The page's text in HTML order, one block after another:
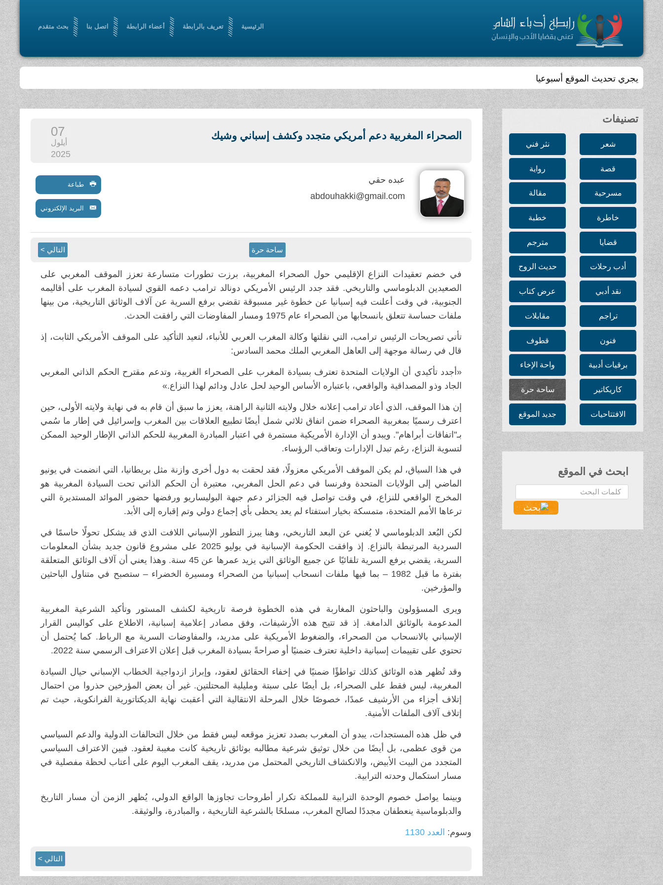
الرئيسية تعريف بالرابطة أعضاء الرابطة اتصل بنا بحث متقدم
يجري تحديث الموقع أسبوعيا
تصنيفات
شعر نثر فني
قصة رواية
مسرحية مقالة
خاطرة خطبة
قضايا مترجم
أدب رحلات حديث الروح
نقد أدبي عرض كتاب
تراجم مقابلات
فنون قطوف
برقيات أدبية واحة الإخاء
كاريكاتير ساحة حرة
الافتتاحيات جديد الموقع
ابحث في الموقع
البحث...
الصحراء المغربية دعم أمريكي متجدد وكشف إسباني وشيك 07
أيلول
2025
عبده حقي
abdouhakki@gmail.com
طباعة
البريد الإلكتروني
ساحة حرة التالي >
في خضم تعقيدات النزاع الإقليمي حول الصحراء المغربية، برزت تطورات متسارعة تعزز الموقف المغربي على
الصعيدين الدبلوماسي والتاريخي. فقد جدد الرئيس الأمريكي دونالد ترامب دعمه القوي لسيادة المغرب على أقاليمه
الجنوبية، في وقت أعلنت فيه إسبانيا عن خطوة غير مسبوقة تقضي برفع السرية عن آلاف الوثائق التاريخية، من بينها
ملفات حساسة تتعلق بانسحابها من الصحراء عام 1975 ومسار المفاوضات التي رافقت الحدث.
تأتي تصريحات الرئيس ترامب، التي نقلتها وكالة المغرب العربي للأنباء، لتعيد التأكيد على الموقف الأمريكي الثابت، إذ
قال في رسالة موجهة إلى العاهل المغربي الملك محمد السادس:
«أجدد تأكيدي أن الولايات المتحدة تعترف بسيادة المغرب على الصحراء الغربية، وتدعم مقترح الحكم الذاتي المغربي
الجاد وذو المصداقية والواقعي، باعتباره الأساس الوحيد لحل عادل ودائم لهذا النزاع.»
إن هذا الموقف، الذي أعاد ترامب إعلانه خلال ولايته الثانية الراهنة، يعزز ما سبق أن قام به في نهاية ولايته الأولى، حين
اعترف رسميًا بمغربية الصحراء ضمن اتفاق ثلاثي شمل أيضًا تطبيع العلاقات بين المغرب وإسرائيل في إطار ما سُمي
بـ"اتفاقات أبراهام". ويبدو أن الإدارة الأمريكية مستمرة في اعتبار المبادرة المغربية للحكم الذاتي الإطار الوحيد الممكن
لتسوية النزاع، رغم تبدل الإدارات وتعاقب الرؤساء.
في هذا السياق، لم يكن الموقف الأمريكي معزولًا، فقد لحقت به دول أخرى وازنة مثل بريطانيا، التي انضمت في يونيو
الماضي إلى الولايات المتحدة وفرنسا في دعم الحل المغربي، معتبرة أن الحكم الذاتي تحت السيادة المغربية هو
المخرج الواقعي للنزاع، في وقت تواصل فيه الجزائر دعم جبهة البوليساريو ورفضها حضور الموائد المستديرة التي
ترعاها الأمم المتحدة، متمسكة بخيار استفتاء لم يعد يحظى بأي إجماع دولي وتم إقباره إلى الأبد.
لكن البُعد الدبلوماسي لا يُغني عن البعد التاريخي، وهنا يبرز التطور الإسباني اللافت الذي قد يشكل تحولًا حاسمًا في
السردية المرتبطة بالنزاع. إذ وافقت الحكومة الإسبانية في يوليو 2025 على مشروع قانون جديد بشأن المعلومات
السرية، يقضي برفع السرية تلقائيًا عن جميع الوثائق التي يزيد عمرها عن 45 سنة. وهذا يعني أن آلاف الوثائق المتعلقة
بفترة ما قبل 1982 – بما فيها ملفات انسحاب إسبانيا من الصحراء ومسيرة الخضراء – ستصبح في متناول الباحثين
والمؤرخين.
ويرى المسؤولون والباحثون المغاربة في هذه الخطوة فرصة تاريخية لكشف المستور وتأكيد الشرعية المغربية
المدعومة بالوثائق الدامغة. إذ قد تتيح هذه الأرشيفات، وفق مصادر إعلامية إسبانية، الاطلاع على كواليس القرار
الإسباني بالانسحاب من الصحراء، والضغوط الأمريكية على مدريد، والمفاوضات السرية مع الرباط. كما يُحتمل أن
تحتوي على تقييمات إسبانية داخلية تعترف ضمنيًا أو صراحةً بسيادة المغرب قبل إعلان الاعتراف الرسمي سنة 2022.
وقد تُظهر هذه الوثائق كذلك تواطؤًا ضمنيًا في إخفاء الحقائق لعقود، وإبراز ازدواجية الخطاب الإسباني حيال السيادة
المغربية، ليس فقط على الصحراء، بل أيضًا على سبتة ومليلية المحتلتين. غير أن بعض المؤرخين حذروا من احتمال
إتلاف أجزاء من الأرشيف عمدًا، خصوصًا خلال المرحلة الانتقالية التي أعقبت نهاية الديكتاتورية الفرانكوية، حيث تم
إتلاف آلاف الملفات الأمنية.
في ظل هذه المستجدات، يبدو أن المغرب بصدد تعزيز موقعه ليس فقط من خلال التحالفات الدولية والدعم السياسي
من قوى عظمى، بل أيضًا من خلال توثيق شرعية مطالبه بوثائق تاريخية كانت مغيبة لعقود. فبين الاعتراف السياسي
المتجدد من البيت الأبيض، والانكشاف التاريخي المحتمل من مدريد، يقف المغرب اليوم على أعتاب لحظة مفصلية في
مسار استكمال وحدته الترابية.
وبينما يواصل خصوم الوحدة الترابية للمملكة تكرار أطروحات تجاوزها الواقع الدولي، يُظهر الزمن أن مسار التاريخ
والدبلوماسية ينعطفان مجددًا لصالح المغرب، مسلحًا بالشرعية التاريخية ، والمبادرة، والوثيقة.
وسوم: العدد 1130
التالي >